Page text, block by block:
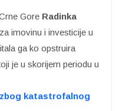
Gore Radinka
imovinu i investicije u
ga ko opstruira
je u skorijem periodu u
katastrofalnog